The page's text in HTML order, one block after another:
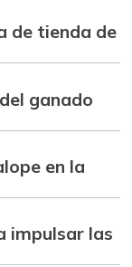
-13,15%
5.583,00
+2,76%
3.801,00
de tienda de
ganado
en la
impulsar las